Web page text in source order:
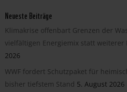
Neueste Beiträge
Klimakrise offenbart Grenzen der
vielfältigen Energiemix statt weiterer
2026
WWF fordert Schutzpaket für
bisher tiefstem Stand 5. August 2026